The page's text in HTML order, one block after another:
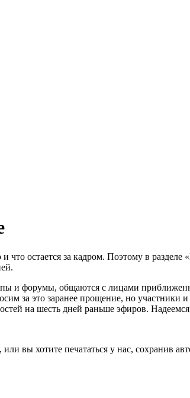
что остается за кадром. Поэтому в
и форумы, общаются с лицами
за это заранее прощение, но
на шесть дней раньше эфиров.
вы хотите печататься у нас, сохранив